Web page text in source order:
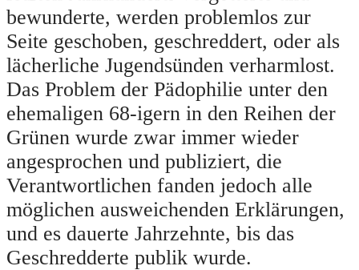
bewunderte, werden problemlos zur
Seite geschoben, geschreddert, oder als
lächerliche Jugendsünden verharmlost.
Das Problem der Pädophilie unter den
ehemaligen 68-igern in den Reihen der
Grünen wurde zwar immer wieder
angesprochen und publiziert, die
Verantwortlichen fanden jedoch alle
möglichen ausweichenden Erklärungen,
und es dauerte Jahrzehnte, bis das
Geschredderte publik wurde.